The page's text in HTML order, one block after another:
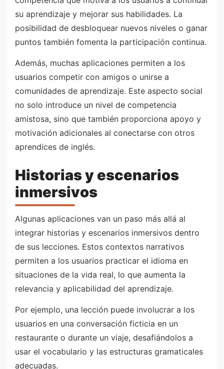
su aprendizaje y mejorar sus habilidades. La
posibilidad de desbloquear nuevos niveles o ganar
puntos también fomenta la participación continua.
Además, muchas aplicaciones permiten a los
usuarios competir con amigos o unirse a
comunidades de aprendizaje. Este aspecto social
no solo introduce un nivel de competencia
amistosa, sino que también proporciona apoyo y
motivación adicionales al conectarse con otros
aprendices de inglés.
Historias y escenarios
inmersivos
Algunas aplicaciones van un paso más allá al
integrar historias y escenarios inmersivos dentro
de sus lecciones. Estos contextos narrativos
permiten a los usuarios practicar el idioma en
situaciones de la vida real, lo que aumenta la
relevancia y aplicabilidad del aprendizaje.
Por ejemplo, una lección puede involucrar a los
usuarios en una conversación ficticia en un
restaurante o durante un viaje, desafiándolos a
usar el vocabulario y las estructuras gramaticales
adecuadas.